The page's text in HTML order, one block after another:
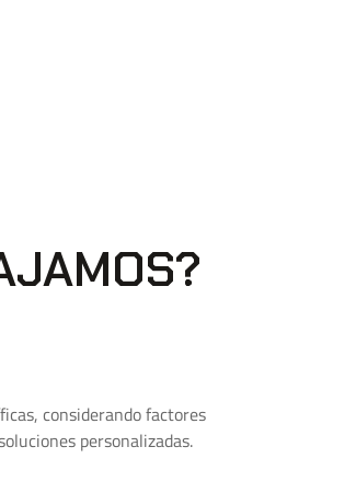
considerando factores
personalizadas.